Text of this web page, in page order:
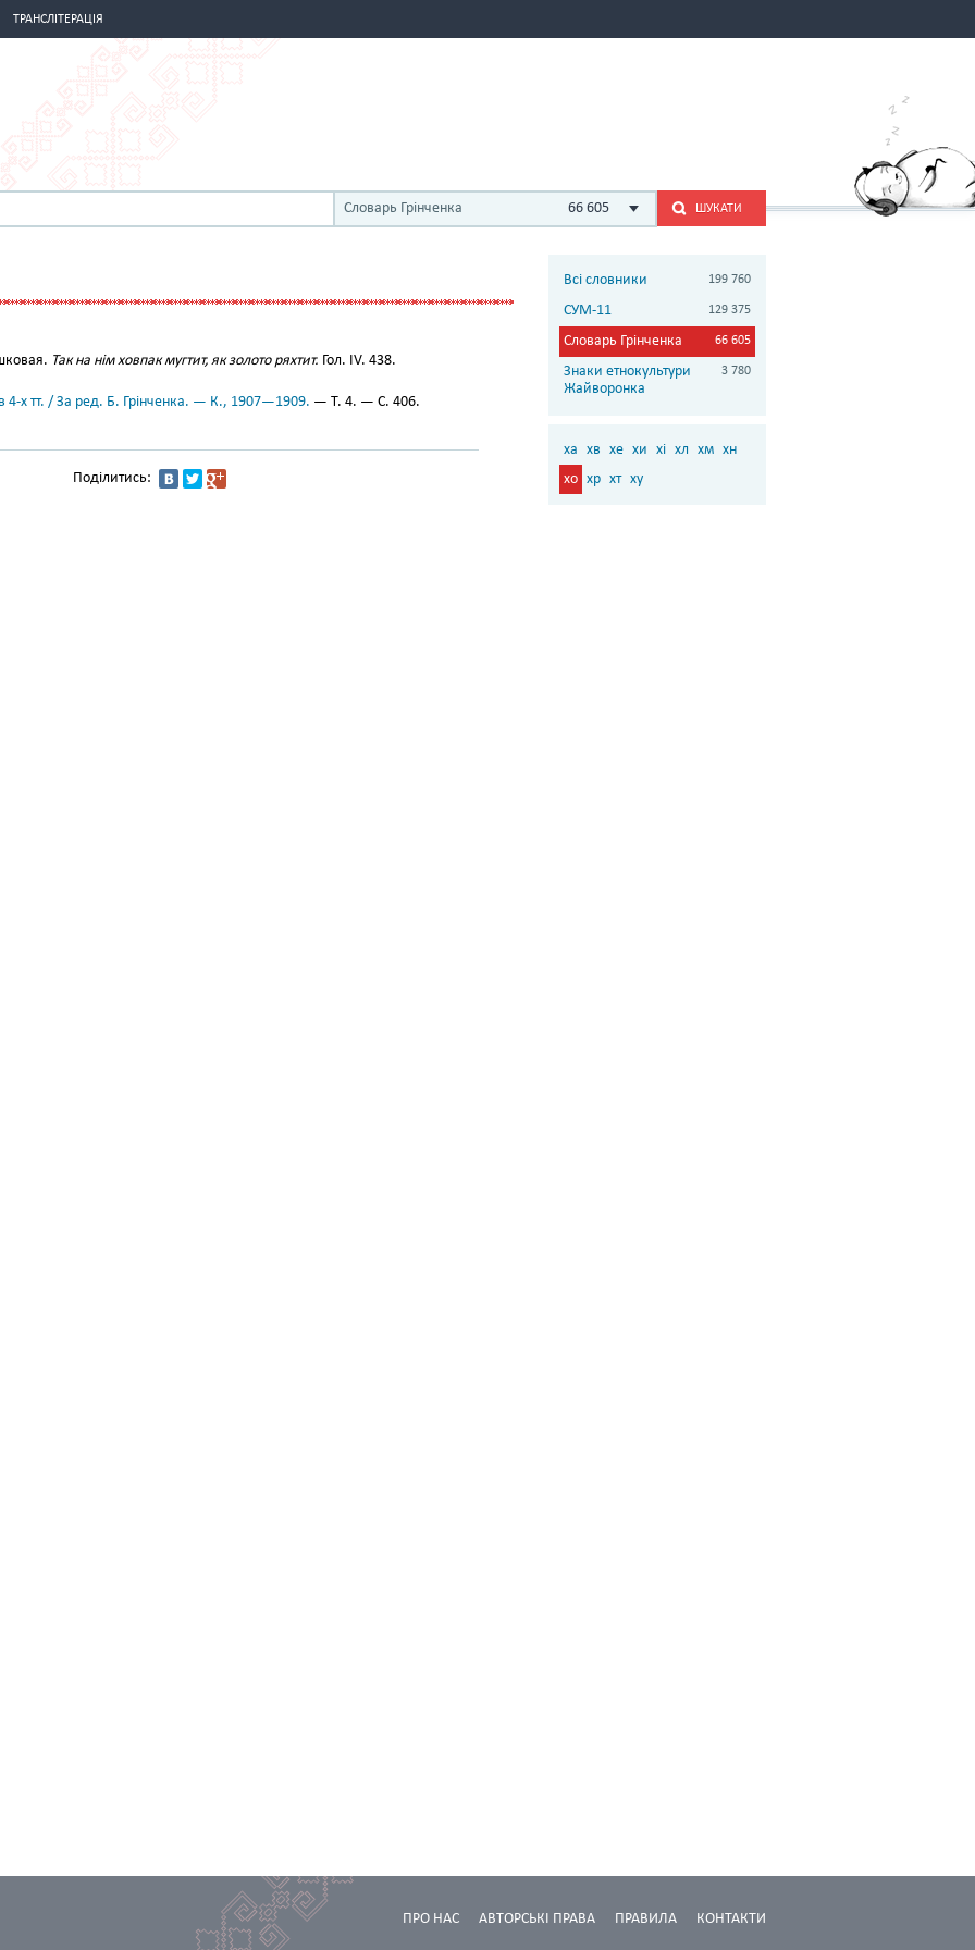
ТРАНСЛІТЕРАЦІЯ
Словарь Грінченка 66 605 ШУКАТИ
Так на нім ховпак мугтит, як золото ряхтит. Гол. IV. 438.
4-х тт. / За ред. Б. Грінченка. — К., 1907—1909. — Т. 4. — С. 406.
Поділитись:
Всі словники 199 760
СУМ-11 129 375
Словарь Грінченка 66 605
Знаки етнокультури
Жайворонка
3 780
ха хв хе хи хі хл хм хн
хо хр хт ху
КОНТАКТИ
ПРАВИЛА
АВТОРСЬКІ ПРАВА
ПРО НАС